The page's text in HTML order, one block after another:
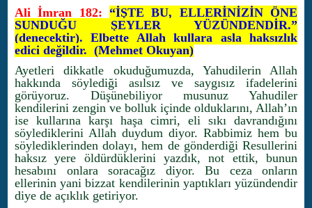
Ali İmran 182: “İŞTE BU, ELLERİNİZİN ÖNE
SUNDUĞU ŞEYLER YÜZÜNDENDİR.”
(denecektir). Elbette Allah kullara asla haksızlık
edici değildir. (Mehmet Okuyan)
Ayetleri dikkatle okuduğumuzda, Yahudilerin Allah
hakkında söylediği asılsız ve saygısız ifadelerini
görüyoruz. Düşünebiliyor musunuz Yahudiler
kendilerini zengin ve bolluk içinde olduklarını, Allah’ın
ise kullarına karşı haşa cimri, eli sıkı davrandığını
söylediklerini Allah duydum diyor. Rabbimiz hem bu
söylediklerinden dolayı, hem de gönderdiği Resullerini
haksız yere öldürdüklerini yazdık, not ettik, bunun
hesabını onlara soracağız diyor. Bu ceza onların
ellerinin yani bizzat kendilerinin yaptıkları yüzündendir
diye de açıklık getiriyor.